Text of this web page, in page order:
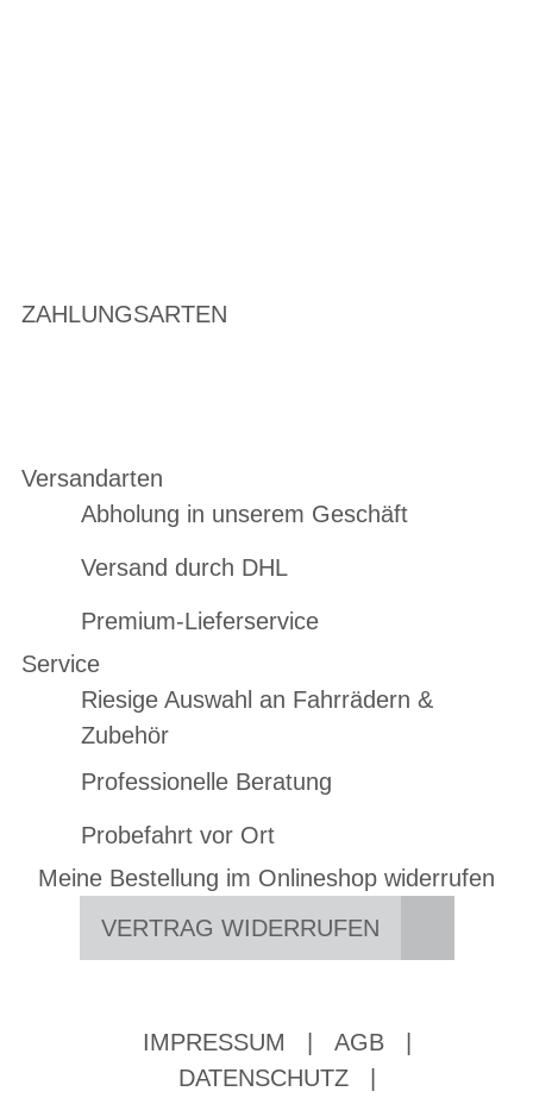
ZAHLUNGSARTEN
Versandarten
Abholung in unserem Geschäft
Versand durch DHL
Premium-Lieferservice
Service
Riesige Auswahl an Fahrrädern &
Zubehör
Professionelle Beratung
Probefahrt vor Ort
Meine Bestellung im Onlineshop widerrufen
VERTRAG WIDERRUFEN
IMPRESSUM AGB
DATENSCHUTZ